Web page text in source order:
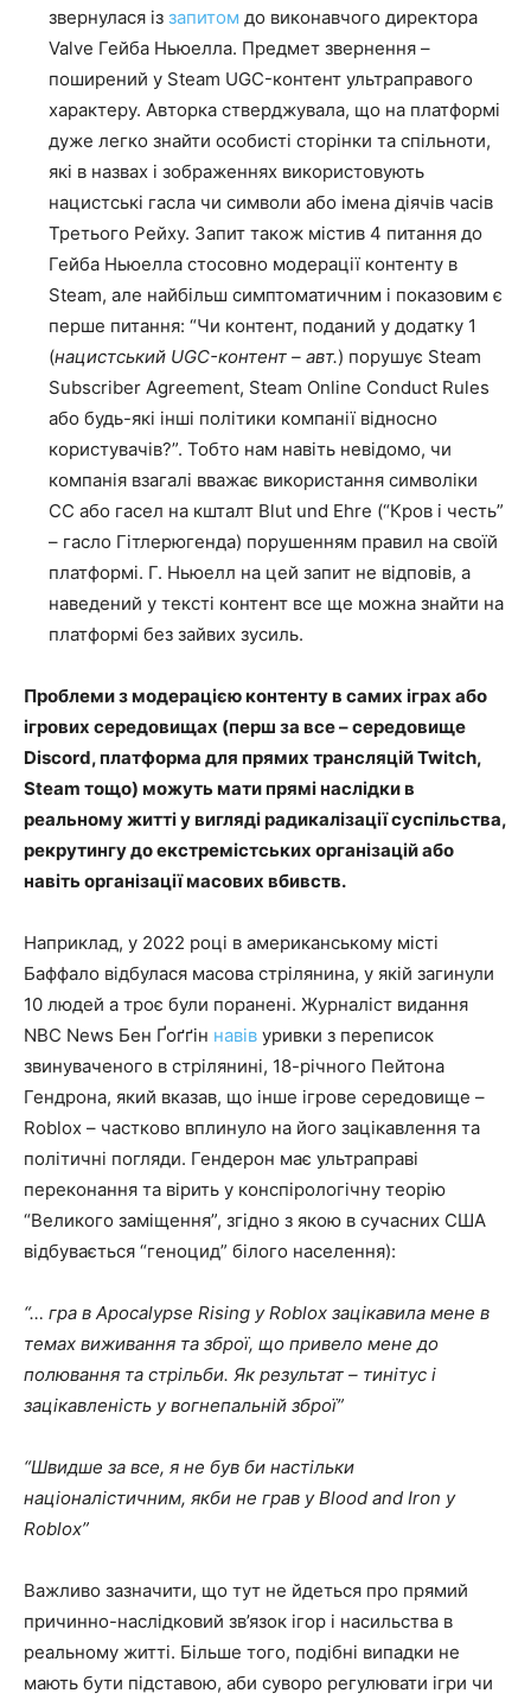
звернулася із запитом до виконавчого директора
Valve Гейба Ньюелла. Предмет звернення –
поширений у Steam UGC-контент ультраправого
характеру. Авторка стверджувала, що на платформі
дуже легко знайти особисті сторінки та спільноти,
які в назвах і зображеннях використовують
нацистські гасла чи символи або імена діячів часів
Третього Рейху. Запит також містив 4 питання до
Гейба Ньюелла стосовно модерації контенту в
Steam, але найбільш симптоматичним і показовим є
перше питання: “Чи контент, поданий у додатку 1
(нацистський UGC-контент – авт.) порушує Steam
Subscriber Agreement, Steam Online Conduct Rules
або будь-які інші політики компанії відносно
користувачів?”. Тобто нам навіть невідомо, чи
компанія взагалі вважає використання символіки
СС або гасел на кшталт Blut und Ehre (“Кров і честь”
– гасло Гітлерюгенда) порушенням правил на своїй
платформі. Г. Ньюелл на цей запит не відповів, а
наведений у тексті контент все ще можна знайти на
платформі без зайвих зусиль.
Проблеми з модерацією контенту в самих іграх або
ігрових середовищах (перш за все – середовище
Discord, платформа для прямих трансляцій Twitch,
Steam тощо) можуть мати прямі наслідки в
реальному житті у вигляді радикалізації суспільства,
рекрутингу до екстремістських організацій або
навіть організації масових вбивств.
Наприклад, у 2022 році в американському місті
Баффало відбулася масова стрілянина, у якій загинули
10 людей а троє були поранені. Журналіст видання
NBC News Бен Ґоґґін навів уривки з переписок
звинуваченого в стрілянині, 18-річного Пейтона
Гендрона, який вказав, що інше ігрове середовище –
Roblox – частково вплинуло на його зацікавлення та
політичні погляди. Гендерон має ультраправі
переконання та вірить у конспірологічну теорію
“Великого заміщення”, згідно з якою в сучасних США
відбувається “геноцид” білого населення):
“… гра в Apocalypse Rising у Roblox зацікавила мене в
темах виживання та зброї, що привело мене до
полювання та стрільби. Як результат – тинітус і
зацікавленість у вогнепальній зброї”
“Швидше за все, я не був би настільки
націоналістичним, якби не грав у Blood and Iron у
Roblox”
Важливо зазначити, що тут не йдеться про прямий
причинно-наслідковий зв’язок ігор і насильства в
реальному житті. Більше того, подібні випадки не
мають бути підставою, аби суворо регулювати ігри чи